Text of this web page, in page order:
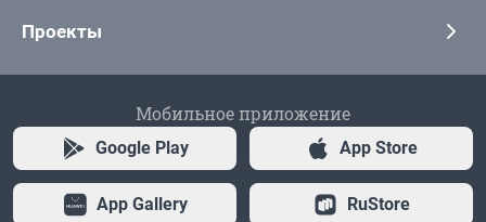
Проекты
Мобильное приложение
Google Play App Store
App Gallery RuStore